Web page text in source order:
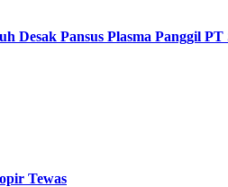
Pansus Plasma Panggil
Tewas